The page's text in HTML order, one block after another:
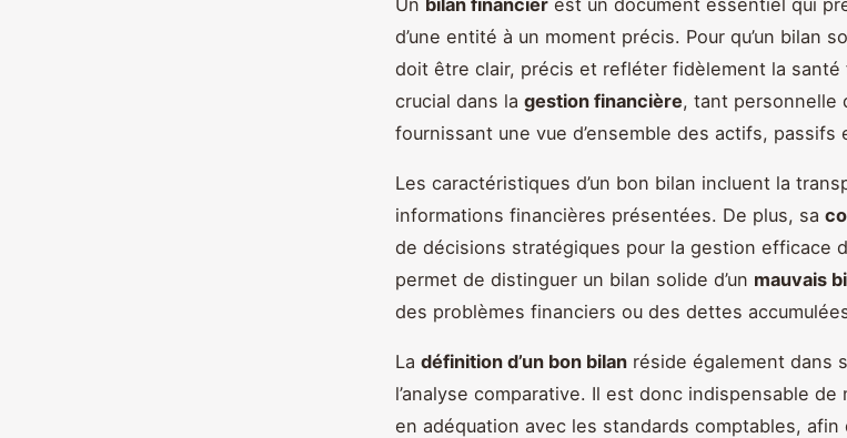
d’une entité à un moment précis. Pour qu’un bilan
doit être clair, précis et refléter fidèlement la santé
crucial dans la gestion financière, tant personnelle
fournissant une vue d’ensemble des actifs, passifs
Les caractéristiques d’un bon bilan incluent la
informations financières présentées. De plus, sa
de décisions stratégiques pour la gestion efficace
permet de distinguer un bilan solide d’un mauvais
des problèmes financiers ou des dettes
La définition d’un bon bilan réside également dans
l’analyse comparative. Il est donc indispensable de
en adéquation avec les standards comptables,